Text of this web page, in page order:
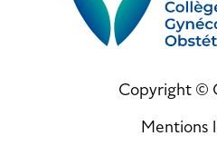
Copyright ©
Mentions